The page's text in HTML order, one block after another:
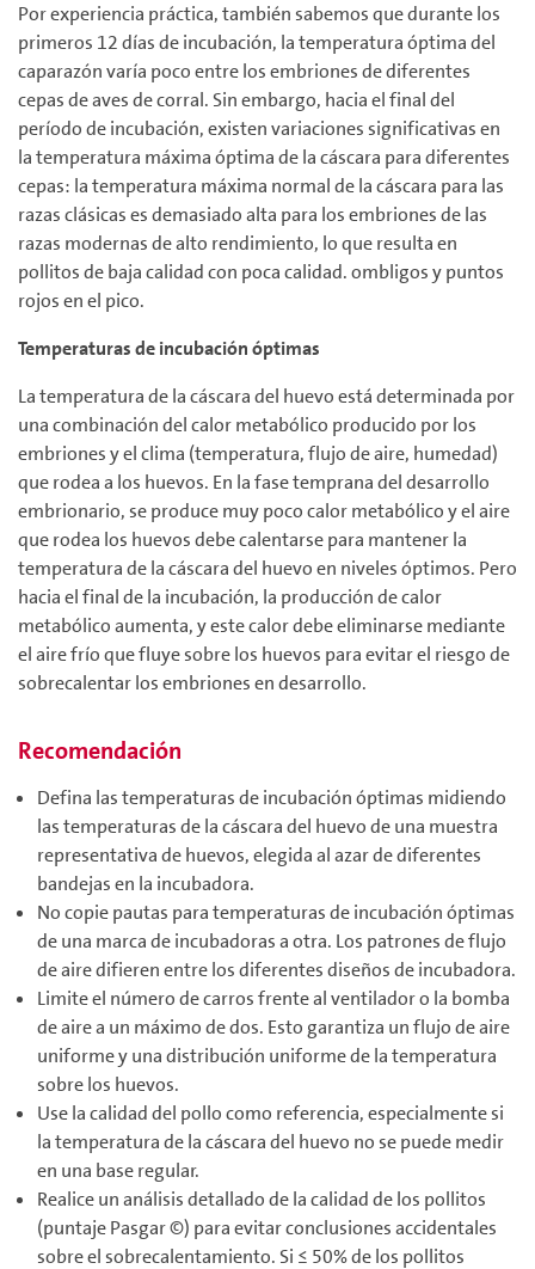
Por experiencia práctica, también sabemos que durante los
primeros 12 días de incubación, la temperatura óptima del
caparazón varía poco entre los embriones de diferentes
cepas de aves de corral. Sin embargo, hacia el final del
período de incubación, existen variaciones significativas en
la temperatura máxima óptima de la cáscara para diferentes
cepas: la temperatura máxima normal de la cáscara para las
razas clásicas es demasiado alta para los embriones de las
razas modernas de alto rendimiento, lo que resulta en
pollitos de baja calidad con poca calidad. ombligos y puntos
rojos en el pico.
Temperaturas de incubación óptimas
La temperatura de la cáscara del huevo está determinada por
una combinación del calor metabólico producido por los
embriones y el clima (temperatura, flujo de aire, humedad)
que rodea a los huevos. En la fase temprana del desarrollo
embrionario, se produce muy poco calor metabólico y el aire
que rodea los huevos debe calentarse para mantener la
temperatura de la cáscara del huevo en niveles óptimos. Pero
hacia el final de la incubación, la producción de calor
metabólico aumenta, y este calor debe eliminarse mediante
el aire frío que fluye sobre los huevos para evitar el riesgo de
sobrecalentar los embriones en desarrollo.
Recomendación
Defina las temperaturas de incubación óptimas midiendo
las temperaturas de la cáscara del huevo de una muestra
representativa de huevos, elegida al azar de diferentes
bandejas en la incubadora.
No copie pautas para temperaturas de incubación óptimas
de una marca de incubadoras a otra. Los patrones de flujo
de aire difieren entre los diferentes diseños de incubadora.
Limite el número de carros frente al ventilador o la bomba
de aire a un máximo de dos. Esto garantiza un flujo de aire
uniforme y una distribución uniforme de la temperatura
sobre los huevos.
Use la calidad del pollo como referencia, especialmente si
la temperatura de la cáscara del huevo no se puede medir
en una base regular.
Realice un análisis detallado de la calidad de los pollitos
(puntaje Pasgar ©) para evitar conclusiones accidentales
sobre el sobrecalentamiento. Si ≤ 50% de los pollitos